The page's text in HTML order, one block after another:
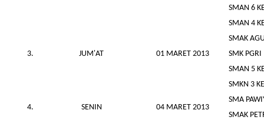
SMAN 6
SMAN 4
3. JUM'AT 01 MARET 2013
SMAK
SMK PGRI
SMAN 5
4. SENIN 04 MARET 2013
SMKN 3
SMA
SMAK